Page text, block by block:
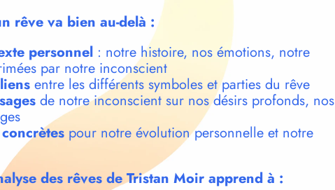
rêve va bien au-delà :
personnel: notre histoire, nos émotions, notre
par notre inconscient
entre les différents symboles et parties du rêve
de notre inconscient sur nos désirs profonds, nos
pour notre évolution personnelle et notre
des rêves de Tristan Moir apprend à :